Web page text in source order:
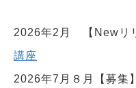
2026年2月 【Newリ
講座
2026年7月８月【募集】